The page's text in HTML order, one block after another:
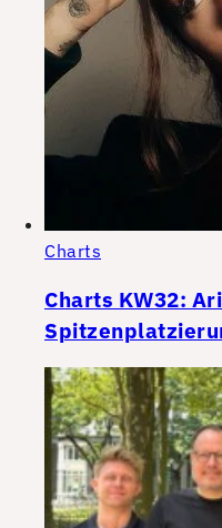
Charts
Charts KW32: